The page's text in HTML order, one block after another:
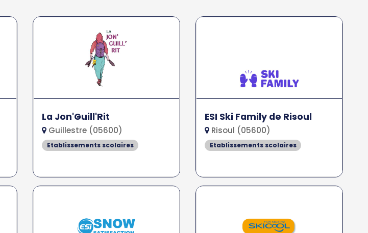
La Jon'Guill'Rit
Guillestre (05600)
Etablissements scolaires
ESI Ski Family de Risoul
Risoul (05600)
Etablissements scolaires